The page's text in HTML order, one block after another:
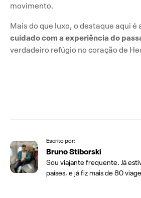
movimento.
Mais do que luxo, o destaque aqui é
cuidado com a experiência do
verdadeiro refúgio no coração de
Escrito por:
Bruno Stiborski
Sou viajante frequente. Já
países, e já fiz mais de 80